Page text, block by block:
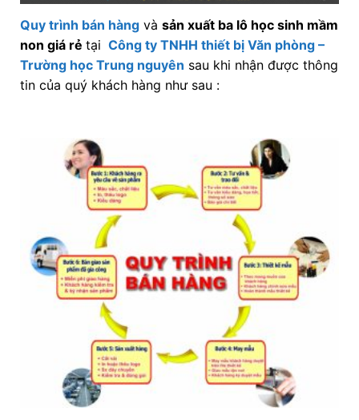
Quy trình bán hàngvà sản xuất ba lô học sinh mầm
non giá rẻ tại Công ty TNHH thiết bị Văn phòng –
Trường học Trung nguyên sau khi nhận được thông
tin của quý khách hàng như sau :